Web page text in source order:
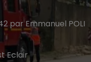
par Emmanuel POLI
Eclair